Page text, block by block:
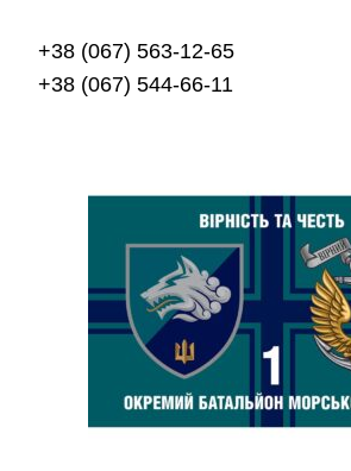
+38 (067) 563-12-65
+38 (067) 544-66-11